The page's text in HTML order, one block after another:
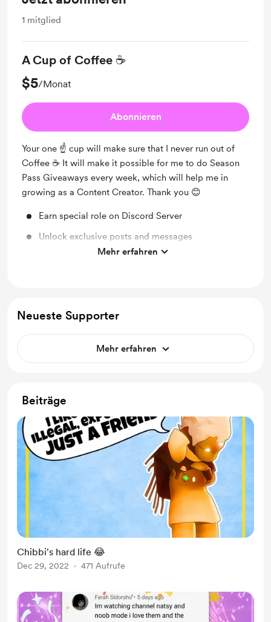
1 mitglied
A Cup of Coffee ☕️
$5/Monat
Abonnieren
Your one ☝️ cup will make sure that I never run out of
Coffee ☕️ It will make it possible for me to do Season
Pass Giveaways every week, which will help me in
growing as a Content Creator. Thank you 😊
Earn special role on Discord Server
Unlock exclusive posts and messages
Join me on live streamMehr erfahren
Neueste Supporter
Mehr erfahren
Beiträge
Chibbi's hard life 😂
Dec 29, 2022 471 Aufrufe